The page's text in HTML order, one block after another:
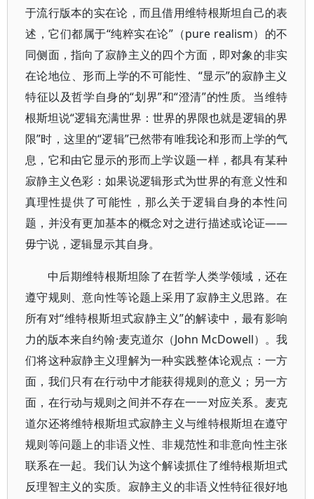
于流行版本的实在论，而且借用维特根斯坦自己的表
述，它们都属于“纯粹实在论”（pure realism）的不
同侧面，指向了寂静主义的四个方面，即对象的非实
在论地位、形而上学的不可能性、“显示”的寂静主义
特征以及哲学自身的“划界”和“澄清”的性质。当维特
根斯坦说“逻辑充满世界：世界的界限也就是逻辑的界
限”时，这里的“逻辑”已然带有唯我论和形而上学的气
息，它和由它显示的形而上学议题一样，都具有某种
寂静主义色彩：如果说逻辑形式为世界的有意义性和
真理性提供了可能性，那么关于逻辑自身的本性问
题，并没有更加基本的概念对之进行描述或论证——
毋宁说，逻辑显示其自身。
中后期维特根斯坦除了在哲学人类学领域，还在
遵守规则、意向性等论题上采用了寂静主义思路。在
所有对“维特根斯坦式寂静主义”的解读中，最有影响
力的版本来自约翰·麦克道尔（John McDowell）。我
们将这种寂静主义理解为一种实践整体论观点：一方
面，我们只有在行动中才能获得规则的意义；另一方
面，在行动与规则之间并不存在一一对应关系。麦克
道尔还将维特根斯坦式寂静主义与维特根斯坦在遵守
规则等问题上的非语义性、非规范性和非意向性主张
联系在一起。我们认为这个解读抓住了维特根斯坦式
反理智主义的实质。寂静主义的非语义性特征很好地